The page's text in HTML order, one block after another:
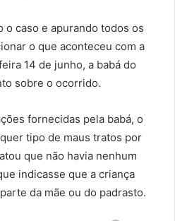
o caso e apurando todos os
o que aconteceu com a
14 de junho, a babá do
sobre o ocorrido.
fornecidas pela babá, o
tipo de maus tratos por
que não havia nenhum
indicasse que a criança
da mãe ou do padrasto.